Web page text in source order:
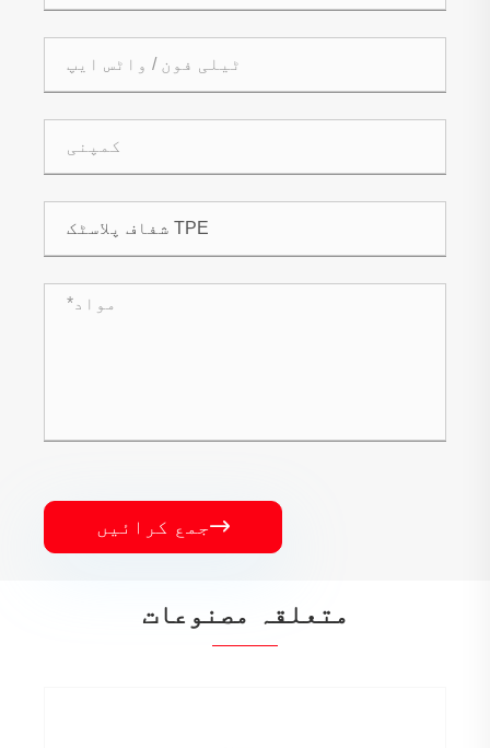
جمع کرائیں
متعلقہ مصنوعات